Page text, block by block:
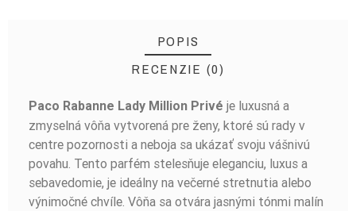
POPIS
RECENZIE (0)
Paco Rabanne Lady Million Privé je luxusná a
zmyselná vôňa vytvorená pre ženy, ktoré sú rady v
centre pozornosti a neboja sa ukázať svoju vášnivú
povahu. Tento parfém stelesňuje eleganciu, luxus a
sebavedomie, je ideálny na večerné stretnutia alebo
výnimočné chvíle. Vôňa sa otvára jasnými tónmi malín
BUĎTE PRVÝ, KTO NAPÍŠE RECENZIU!